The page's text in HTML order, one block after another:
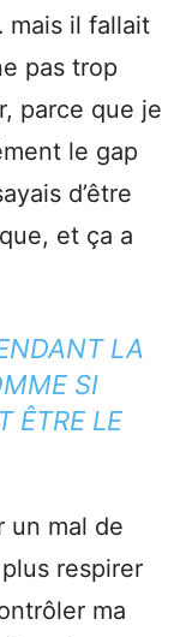
mais il fallait
pas trop
parce que je
le gap
d’être
et ça a
LA
SI
ÊTRE LE
un mal de
respirer
ma